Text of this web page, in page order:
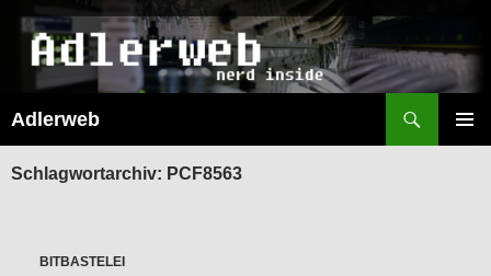
Adlerweb
SPRINGEN
Schlagwortarchiv: PCF8563
BITBASTELEI